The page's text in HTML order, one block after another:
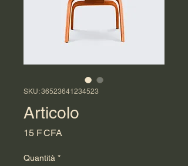
SKU: 36523641234523
Articolo
15 F CFA
Quantità *